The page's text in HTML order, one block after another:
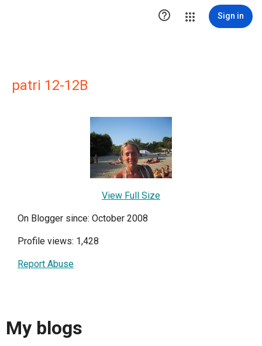
 Sign in
patri 12-12B
View Full Size
On Blogger since: October 2008
Profile views: 1,428
Report Abuse
My blogs